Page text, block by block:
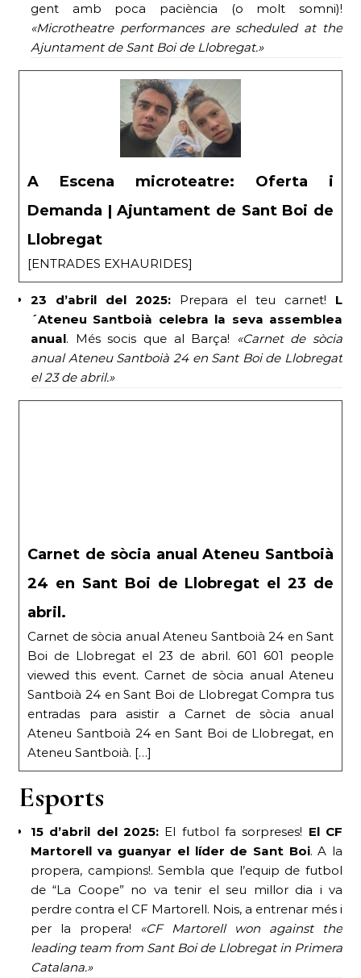
gent amb poca paciència (o molt somni)!
«Microtheatre performances are scheduled at the
Ajuntament de Sant Boi de Llobregat.»
A Escena microteatre: Oferta i
Demanda | Ajuntament de Sant Boi de
Llobregat
[ENTRADES EXHAURIDES]
23 d’abril del 2025:Prepara el teu carnet! L
´Ateneu Santboià celebra la seva assemblea
anual. Més socis que al Barça!
«Carnet de sòcia
anual Ateneu Santboià 24 en Sant Boi de Llobregat
el 23 de abril.»
Carnet de sòcia anual Ateneu Santboià
24 en Sant Boi de Llobregat el 23 de
abril.
Carnet de sòcia anual Ateneu Santboià 24 en Sant
Boi de Llobregat el 23 de abril. 601 601 people
viewed this event. Carnet de sòcia anual Ateneu
Santboià 24 en Sant Boi de Llobregat Compra tus
entradas para asistir a Carnet de sòcia anual
Ateneu Santboià 24 en Sant Boi de Llobregat, en
Ateneu Santboià. […]
Esports
15 d’abril del 2025: El futbol fa sorpreses! El CF
Martorell va guanyar el líder de Sant Boi. A la
propera, campions!. Sembla que l’equip de futbol
de “La Coope” no va tenir el seu millor dia i va
perdre contra el CF Martorell. Nois, a entrenar més i
per la propera! «CF Martorell won against the
leading team from Sant Boi de Llobregat in Primera
Catalana.»